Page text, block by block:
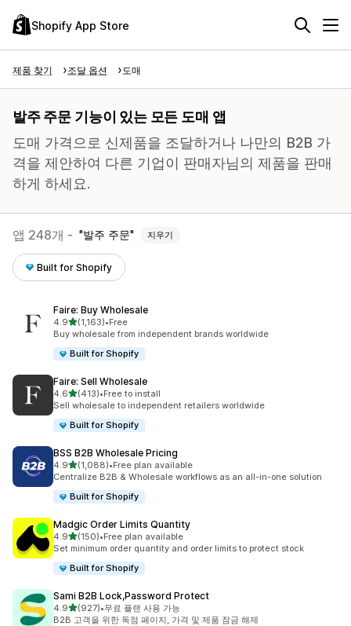
Shopify App Store
제품 찾기 조달 옵션 도매
발주 주문 기능이 있는 모든 도매 앱
도매 가격으로 신제품을 조달하거나 나만의 B2B 가
격을 제안하여 다른 기업이 판매자님의 제품을 판매
하게 하세요.
앱 248개 - 발주 주문 지우기
Built for Shopify
Faire: Buy Wholesale
4.9별 5개 중
(1,163)
총 리뷰 1163개
•Free
Buy wholesale from independent brands worldwide
Built for Shopify
Faire: Sell Wholesale
4.6별 5개 중
(413)
총 리뷰 413개
•Free to install
Sell wholesale to independent retailers worldwide
Built for Shopify
BSS B2B Wholesale Pricing
4.9별 5개 중
(1,088)
총 리뷰 1088개
•Free plan available
Centralize B2B & Wholesale workflows as an all-in-one solution
Built for Shopify
Madgic Order Limits Quantity
4.9별 5개 중
(150)
총 리뷰 150개
•Free plan available
Set minimum order quantity and order limits to protect stock
Built for Shopify
Sami B2B Lock,Password Protect
4.9별 5개 중
(927)
총 리뷰 927개
•무료 플랜 사용 가능
B2B 고객을 위한 독점 페이지, 가격 및 제품 잠금 해제